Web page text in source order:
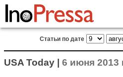
Статьи по дате
USA Today | 6 июня 2013